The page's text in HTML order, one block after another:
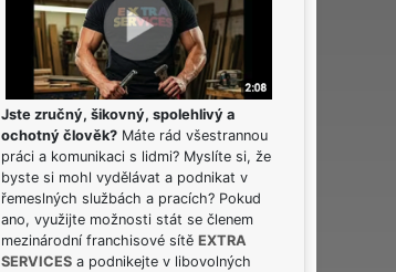
Jste zručný, šikovný, spolehlivý a
ochotný člověk? Máte rád všestrannou
práci a komunikaci s lidmi? Myslíte si, že
byste si mohl vydělávat a podnikat v
řemeslných službách a pracích? Pokud
ano, využijte možnosti stát se členem
mezinárodní franchisové sítě EXTRA
SERVICES a podnikejte v libovolných